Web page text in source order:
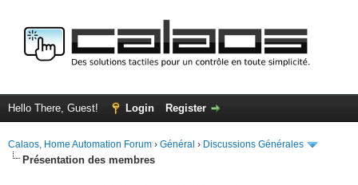
Hello There, Guest! Login Register
Calaos, Home Automation Forum › Général › Discussions Générales
Présentation des membres